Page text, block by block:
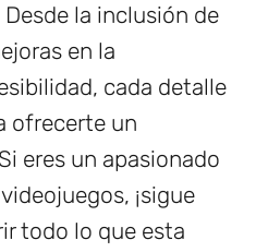
la inclusión de
en la
cada detalle
ofrecerte un
eres un apasionado
¡sigue
todo lo que esta